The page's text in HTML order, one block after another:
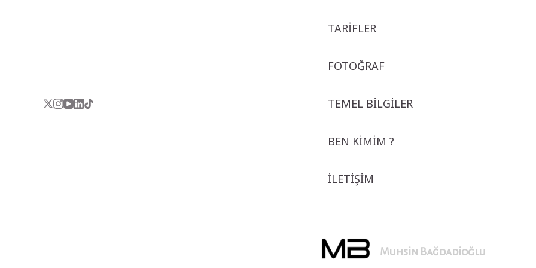
TARİFLER
FOTOĞRAF
TEMEL BİLGİLER
BEN KİMİM ?
İLETİŞİM
Muhsin Bağdadioğlu